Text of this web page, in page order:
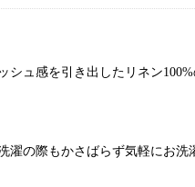
ュ感を引き出したリネン100%
濯の際もかさばらず気軽にお